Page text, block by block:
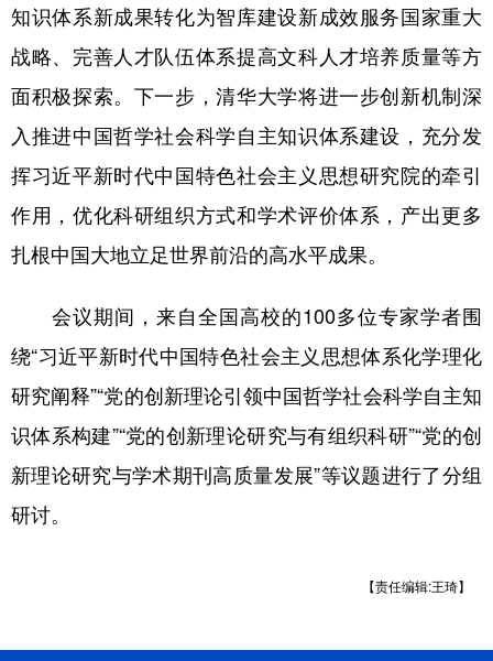
知识体系新成果转化为智库建设新成效服务国家重大
战略、完善人才队伍体系提高文科人才培养质量等方
面积极探索。下一步，清华大学将进一步创新机制深
入推进中国哲学社会科学自主知识体系建设，充分发
挥习近平新时代中国特色社会主义思想研究院的牵引
作用，优化科研组织方式和学术评价体系，产出更多
扎根中国大地立足世界前沿的高水平成果。
会议期间，来自全国高校的100多位专家学者围
绕“习近平新时代中国特色社会主义思想体系化学理化
研究阐释”“党的创新理论引领中国哲学社会科学自主知
识体系构建”“党的创新理论研究与有组织科研”“党的创
新理论研究与学术期刊高质量发展”等议题进行了分组
研讨。
【责任编辑:王琦】